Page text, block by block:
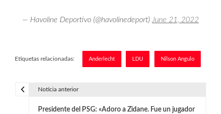
— Havoline Deportivo (@havolinedeport) June 21, 2022
Etiquetas relacionadas: Anderlecht LDU Nilson Angulo
Noticia anterior
Presidente del PSG: «Adoro a Zidane. Fue un jugador